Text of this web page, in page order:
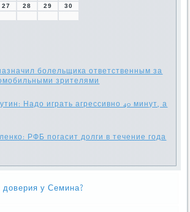
27 28 29
30
болельщика ответственным за
зрителями
Надо играть агрессивно 40 минут, а
РФБ погасит долги в течение года
доверия у Семина?